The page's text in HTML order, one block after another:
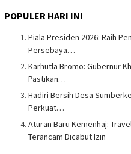
POPULER HARI INI
Piala Presiden 2026: Raih
Persebaya…
Karhutla Bromo: Gubernur
Pastikan…
Hadiri Bersih Desa
Perkuat…
Aturan Baru Kemenhaj:
Terancam Dicabut Izin